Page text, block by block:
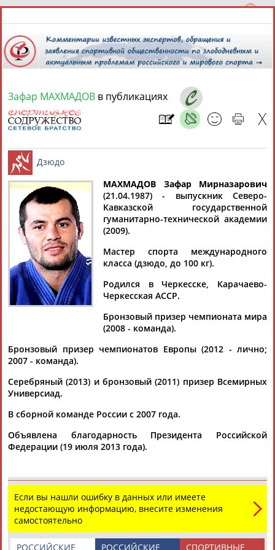
8 августа 2026 года,
СПОРТСМЕНЫ, ТРЕНЕРЫ И СПЕЦИАЛИСТЫ
Найдено: 1персона Расширенный поиск
Зафар
МАХМАДОВ
Ваш запрос: "Зафар МАХМАДОВ"
Сборная России по дзюдо завоевала три медали
Универсиады в Казани
...наград. Серебряным призером состязаний в Казани стал
Зафар Махмадов, уступивший в финале категории 100 кг
именитому... ... Бронзовый медалист Универсиады в
Шеньжене
(100) продвинулся вверх и стал
(Проект:Информационное агентство СТАДИОН)
08.07.2013
Александр Жуков: "Церемония открытия Всемирной летней
Универсиады сравнима с олимпийской"
...по дзюдо. Серебряную медаль российской сборной принес
Зафар Махмадов. "Думаю, в дзюдо у нас еще будут медали
Зафар МАХМАДОВ в публикациях
Дзюдо
МАХМАДОВ Зафар Мирназарович
(21.04.1987) - выпускник Северо-
Кавказской государственной
гуманитарно-технической академии
(2009).
Мастер спорта международного
класса (дзюдо, до 100 кг).
Родился в Черкесске, Карачаево-
Черкесская АССР.
Бронзовый призер чемпионата мира
(2008 - команда).
Бронзовый призер чемпионатов Европы (2012 - лично;
2007 - команда).
Серебряный (2013) и бронзовый (2011) призер Всемирных
Универсиад.
В сборной команде России с 2007 года.
Объявлена благодарность Президента Российской
Федерации (19 июля 2013 года).
Если вы нашли ошибку в данных или имеете
недостающую информацию, внесите изменения
самостоятельно
СПОРТИВНЫЕ
РОССИЙСКИЕ
РОССИЙСКИЕ